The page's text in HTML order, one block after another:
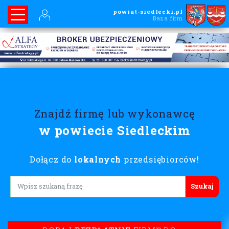
powiat-siedlecki.pl
Baza firm
Znajdź firmę lub wykonawcę
w powiecie Siedleckim
Dołącz do lokalnych przedsiębiorców!
Lorem ipsum